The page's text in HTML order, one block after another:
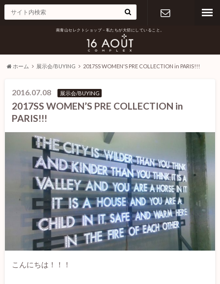
南青山セレクトショップ – 私たちが大切にしていること。
ホーム 展示会/BUYING 2017SS WOMEN'S PRE COLLECTION in PARIS!!!
2016.07.08 展示会/BUYING
2017SS WOMEN’S PRE COLLECTION in
PARIS!!!
こんにちは！！！